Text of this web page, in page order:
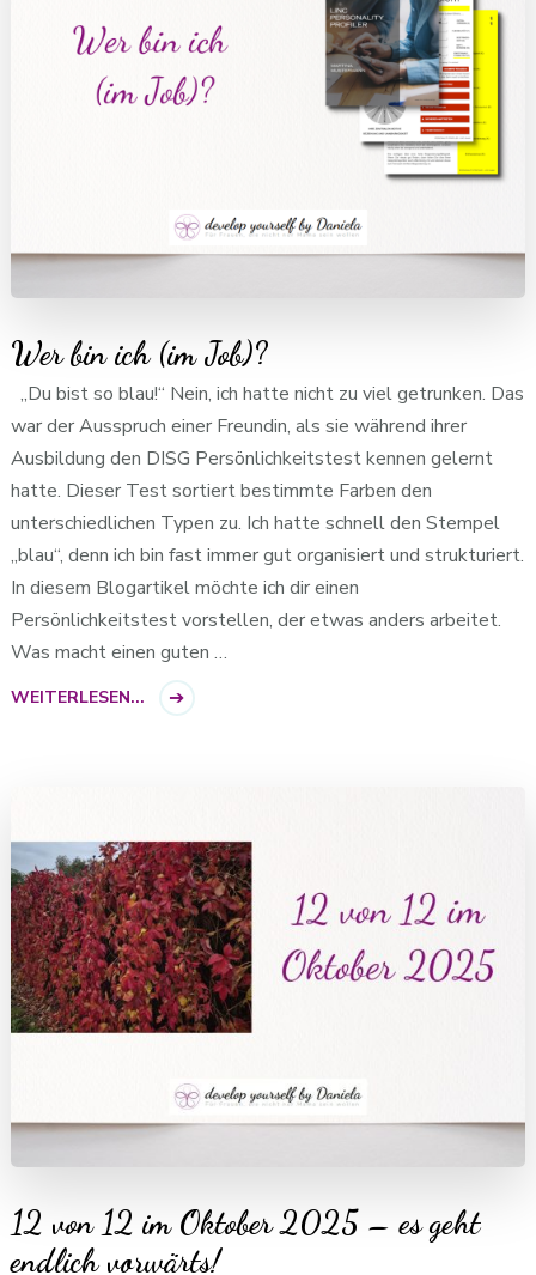
Wer bin ich (im Job)?
„Du bist so blau!“ Nein, ich hatte nicht zu viel getrunken. Das
war der Ausspruch einer Freundin, als sie während ihrer
Ausbildung den DISG Persönlichkeitstest kennen gelernt
hatte. Dieser Test sortiert bestimmte Farben den
unterschiedlichen Typen zu. Ich hatte schnell den Stempel
„blau“, denn ich bin fast immer gut organisiert und strukturiert.
In diesem Blogartikel möchte ich dir einen
Persönlichkeitstest vorstellen, der etwas anders arbeitet.
Was macht einen guten …
WEITERLESEN...
12 von 12 im Oktober 2025 – es geht
endlich vorwärts!